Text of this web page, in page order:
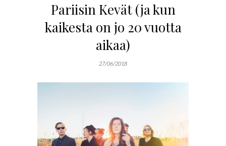
Pariisin Kevät (ja kun
kaikesta on jo 20 vuotta
aikaa)
27/06/2018